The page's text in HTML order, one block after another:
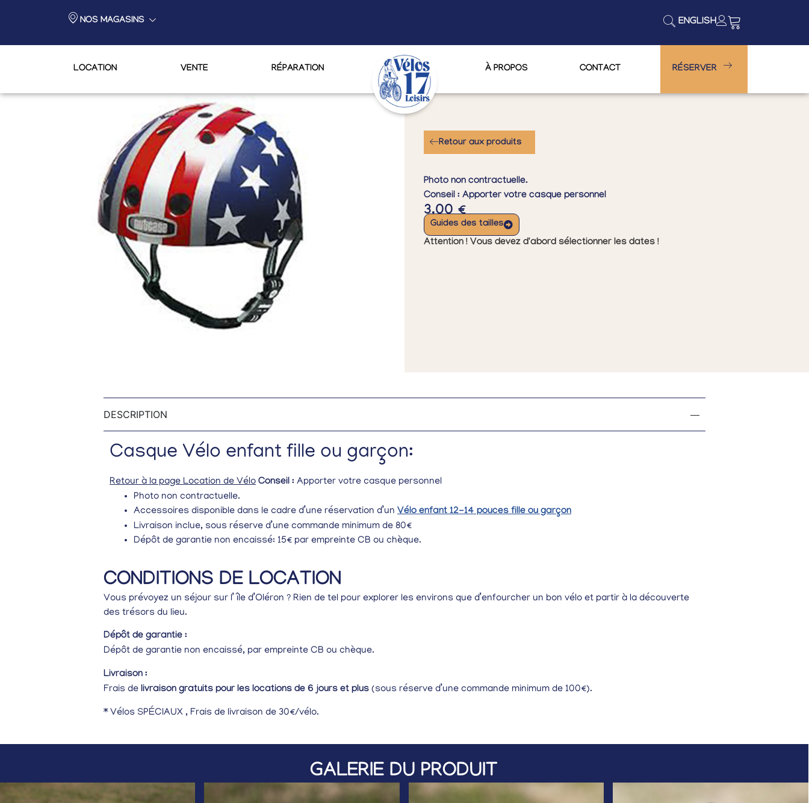
NOS MAGASINS ENGLISH
LOCATION VENTE RÉPARATION À PROPOS CONTACT RÉSERVER
Retour aux produits
Photo non contractuelle.
Conseil : Apporter votre casque personnel
3.00€
Guides des tailles
Attention ! Vous devez d'abord sélectionner les dates !
DESCRIPTION
Casque Vélo enfant fille ou garçon:
Retour à la page Location de Vélo Conseil : Apporter votre casque personnel
Photo non contractuelle.
Accessoires disponible dans le cadre d’une réservation d’un Vélo enfant 12-14 pouces fille ou garçon
Livraison inclue, sous réserve d’une commande minimum de 80€
Dépôt de garantie non encaissé: 15€ par empreinte CB ou chèque.
CONDITIONS DE LOCATION
Vous prévoyez un séjour sur l’ île d’Oléron ? Rien de tel pour explorer les environs que d’enfourcher un bon vélo et partir à la découverte
des trésors du lieu.
Dépôt de garantie :
Dépôt de garantie non encaissé, par empreinte CB ou chèque.
Livraison :
Frais de livraison gratuits pour les locations de 6 jours et plus (sous réserve d’une commande minimum de 100€).
* Vélos SPÉCIAUX , Frais de livraison de 30€/vélo.
GALERIE DU PRODUIT